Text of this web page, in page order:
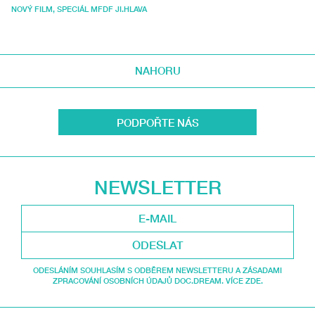
NOVÝ FILM, SPECIÁL MFDF JI.HLAVA
NAHORU
PODPOŘTE NÁS
NEWSLETTER
ODESLAT
ODESLÁNÍM SOUHLASÍM S ODBĚREM NEWSLETTERU A ZÁSADAMI
ZPRACOVÁNÍ OSOBNÍCH ÚDAJŮ DOC.DREAM. VÍCE ZDE.